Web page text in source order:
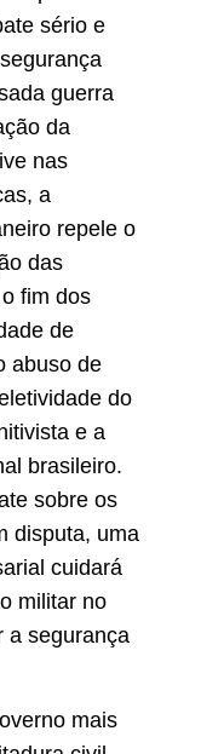
sério e
guerra
da
nas
a
repele o
das
fim dos
de
abuso de
do
e a
brasileiro.
sobre os
disputa, uma
cuidará
militar no
a segurança
mais